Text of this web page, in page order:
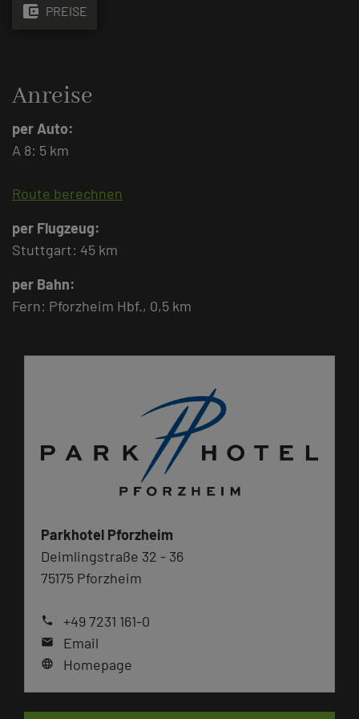
account_balance_wallet PREISE
Anreise
per Auto:
A 8: 5 km
Route berechnen
per Flugzeug:
Stuttgart: 45 km
per Bahn:
Fern: Pforzheim Hbf., 0,5 km
Parkhotel Pforzheim
Deimlingstraße 32 - 36
75175 Pforzheim
phone +49 7231 161-0
mail Email
language Homepage